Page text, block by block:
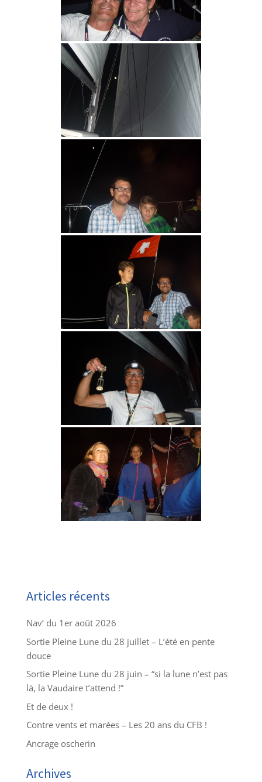
Articles récents
Nav’ du 1er août 2026
Sortie Pleine Lune du 28 juillet – L’été en pente
douce
Sortie Pleine Lune du 28 juin – “si la lune n’est pas
là, la Vaudaire t’attend !”
Et de deux !
Contre vents et marées – Les 20 ans du CFB !
Ancrage oscherin
Archives